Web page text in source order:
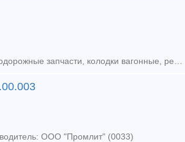
Подкладка КБ-65, выкуп и продажа жд запчастей. Куплю железнодорожные запчасти, колодки вагонные, рельсы, шпалы, стрелочные переводы. Хотите продать жд запчасти? Покупаем колодку вагонну
ООО "Промлит" (0033)